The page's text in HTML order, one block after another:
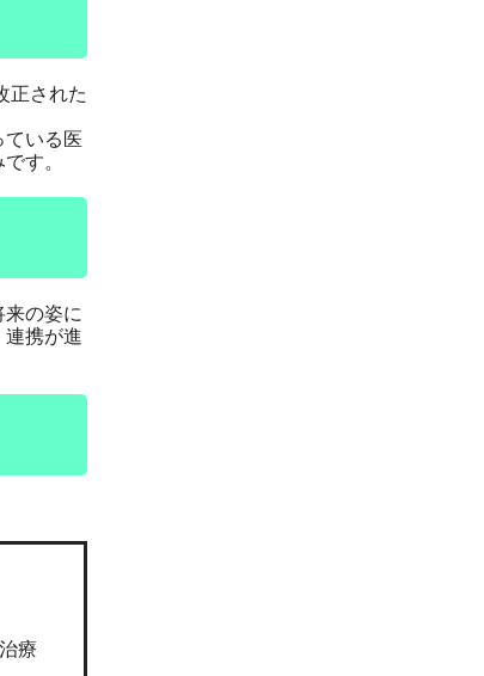
正された
いる医
す。
の姿に
連携が進
療